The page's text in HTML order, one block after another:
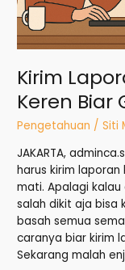
Kirim
Keren Biar
Pengetahuan /Siti
JAKARTA,
harus kirim
mati. Apalagi
salah dikit aja bisa
basah semua
caranya biar kirim
Sekarang malah